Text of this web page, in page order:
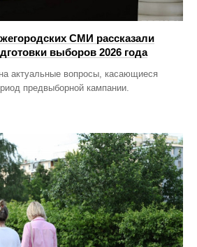
СМИ рассказали
выборов 2026 года
актуальные вопросы, касающиеся
предвыборной кампании.